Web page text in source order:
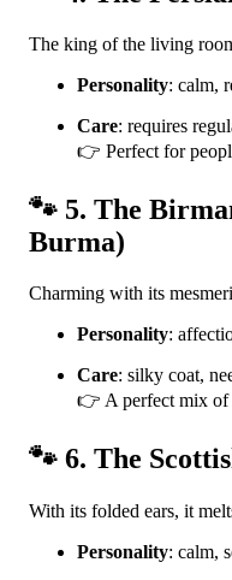
The king of the living
Personality: calm,
Care: requires
👉 Perfect for
🐾 5. The
Burma)
Charming with its
Personality:
Care: silky coat,
👉 A perfect mix of
🐾 6. The
With its folded ears, it
Personality: calm,